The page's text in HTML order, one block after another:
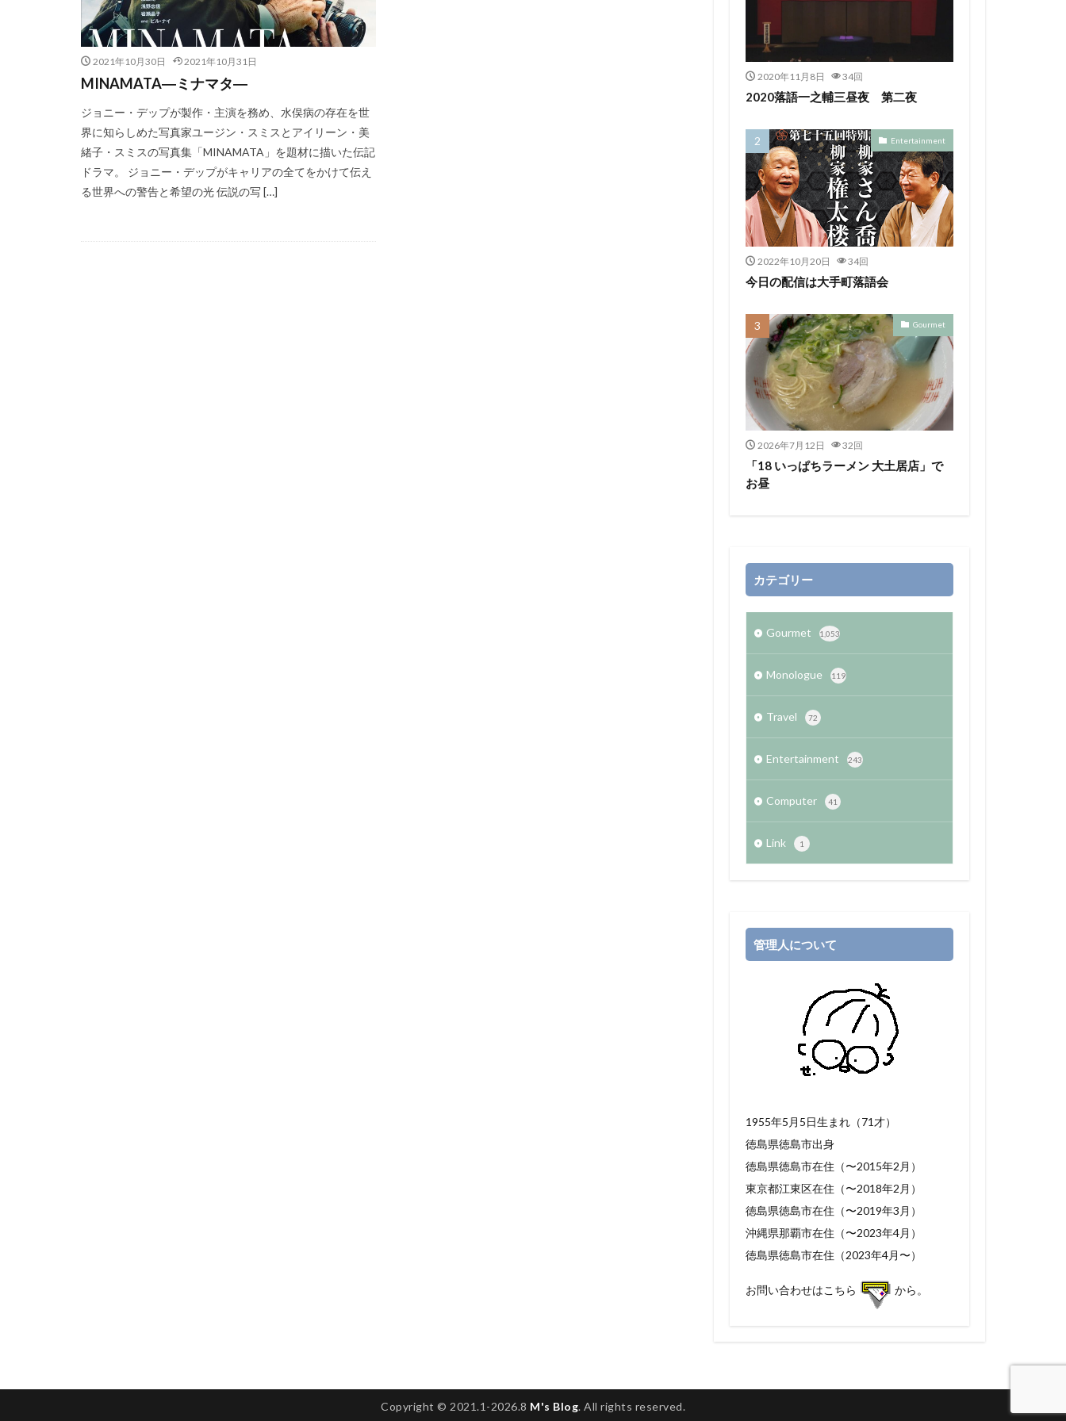
2021年10月30日 2021年10月31日
MINAMATA―ミナマタ―
ジョニー・デップが製作・主演を務め、水俣病の存在を世
界に知らしめた写真家ユージン・スミスとアイリーン・美
緒子・スミスの写真集「MINAMATA」を題材に描いた伝記
ドラマ。 ジョニー・デップがキャリアの全てをかけて伝え
る世界への警告と希望の光 伝説の写 […]
2020年11月8日 34回
2020落語一之輔三昼夜 第二夜
Entertainment
2022年10月20日 34回
今日の配信は大手町落語会
Gourmet
2026年7月12日 32回
「18 いっぱちラーメン 大土居店」で
お昼
カテゴリー
Gourmet 1,053
Monologue 119
Travel 72
Entertainment 243
Computer 41
Link 1
管理人について
1955年5月5日生まれ（71才）
徳島県徳島市出身
徳島県徳島市在住（〜2015年2月）
東京都江東区在住（〜2018年2月）
徳島県徳島市在住（〜2019年3月）
沖縄県那覇市在住（〜2023年4月）
徳島県徳島市在住（2023年4月〜）
お問い合わせはこちら から。
Copyright © 2021.1-2026.8 M's Blog. All rights reserved.